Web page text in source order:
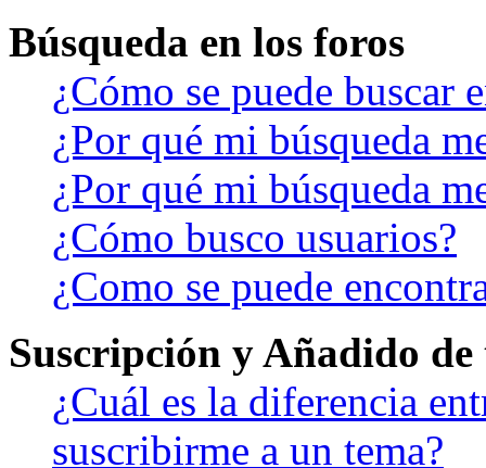
Búsqueda en los foros
¿Cómo se puede buscar
¿Por qué mi búsqueda
¿Por qué mi búsqueda
¿Cómo busco usuarios?
¿Como se puede
Suscripción y Añadido
¿Cuál es la diferencia
suscribirme a un tema?